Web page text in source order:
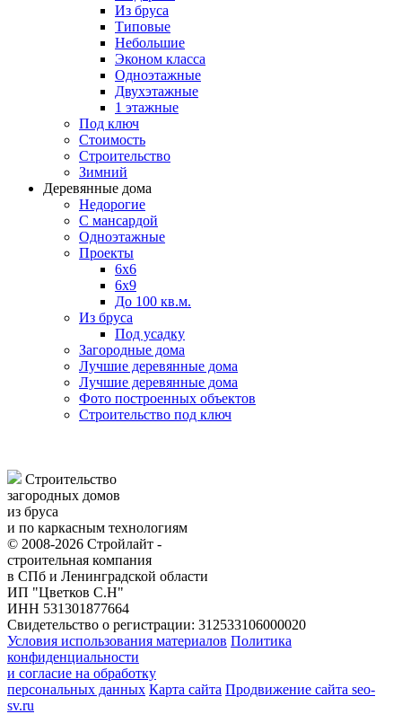
Из бруса
Типовые
Небольшие
Эконом класса
Одноэтажные
Двухэтажные
1 этажные
Под ключ
Стоимость
Строительство
Зимний
Деревянные дома
Недорогие
С мансардой
Одноэтажные
Проекты
6х6
6х9
До 100 кв.м.
Из бруса
Под усадку
Загородные дома
Лучшие деревянные дома
Лучшие деревянные дома
Фото построенных объектов
Строительство под ключ
Строительство
загородных домов
из бруса
и по каркасным технологиям
© 2008-2026 Стройлайт -
строительная компания
в СПб и Ленинградской области
ИП "Цветков С.Н"
ИНН 531301877664
Свидетельство о регистрации: 312533106000020
Условия использования материалов Политика
конфиденциальности
и согласие на обработку
персональных данных Карта сайта Продвижение сайта seo-
sv.ru